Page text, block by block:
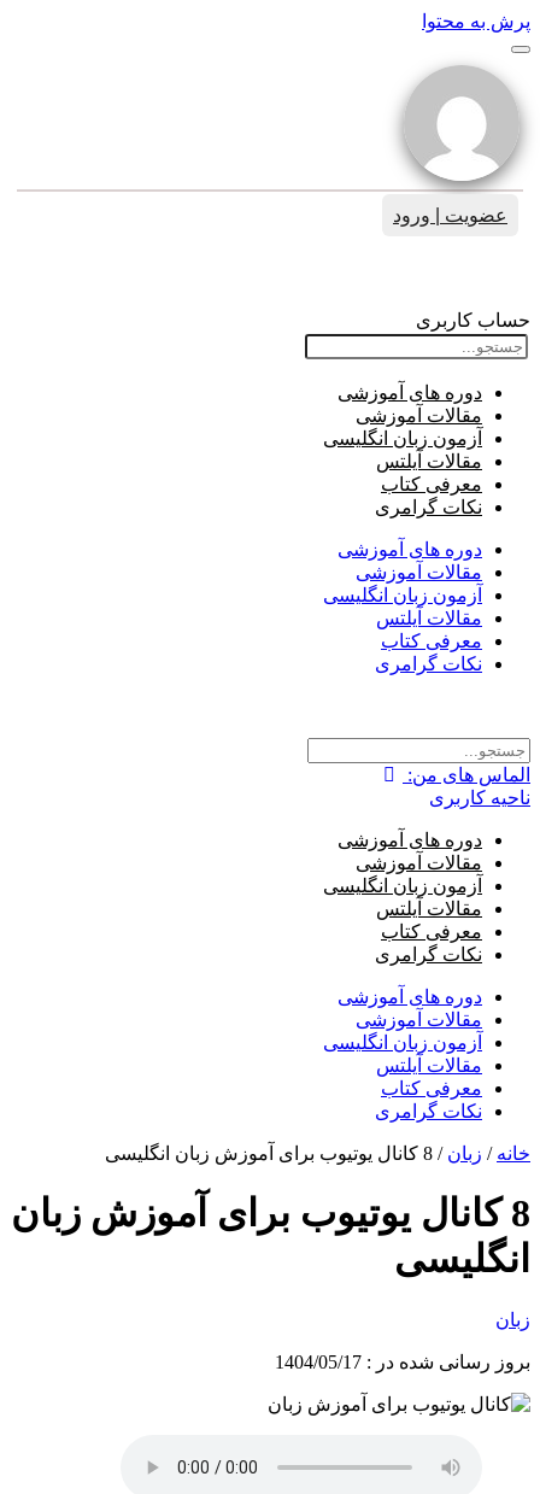
پرش به محتوا
عضویت | ورود
حساب کاربری
دوره های آموزشی
مقالات آموزشی
آزمون زبان انگلیسی
مقالات آیلتس
معرفی کتاب
نکات گرامری
دوره های آموزشی
مقالات آموزشی
آزمون زبان انگلیسی
مقالات آیلتس
معرفی کتاب
نکات گرامری
الماس های من:
ناحیه کاربری
دوره های آموزشی
مقالات آموزشی
آزمون زبان انگلیسی
مقالات آیلتس
معرفی کتاب
نکات گرامری
دوره های آموزشی
مقالات آموزشی
آزمون زبان انگلیسی
مقالات آیلتس
معرفی کتاب
نکات گرامری
خانه / زبان / 8 کانال یوتیوب برای آموزش زبان انگلیسی
8 کانال یوتیوب برای آموزش زبان
انگلیسی
زبان
بروز رسانی شده در : 1404/05/17